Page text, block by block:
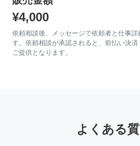
¥4,000
依頼相談後、メッセージで依頼者と仕事詳
す。依頼相談が承認されると、前払い決
ご提供となります。
よくある